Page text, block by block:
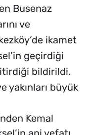
Busenaz
ve
ikamet
geçirdiği
bildirildi.
yakınları büyük
Kemal